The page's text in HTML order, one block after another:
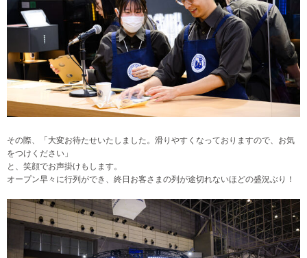
その際、「大変お待たせいたしました。滑りやすくなっておりますので、お気
をつけください」
と、笑顔でお声掛けもします。
オープン早々に行列ができ、終日お客さまの列が途切れないほどの盛況ぶり！